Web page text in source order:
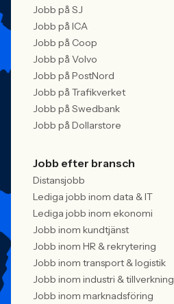
Jobb på SJ
Jobb på ICA
Jobb på Coop
Jobb på Volvo
Jobb på PostNord
Jobb på Trafikverket
Jobb på Swedbank
Jobb på Dollarstore
Jobb efter bransch
Distansjobb
Lediga jobb inom data & IT
Lediga jobb inom ekonomi
Jobb inom kundtjänst
Jobb inom HR & rekrytering
Jobb inom transport & logistik
Jobb inom industri & tillverkning
Jobb inom marknadsföring